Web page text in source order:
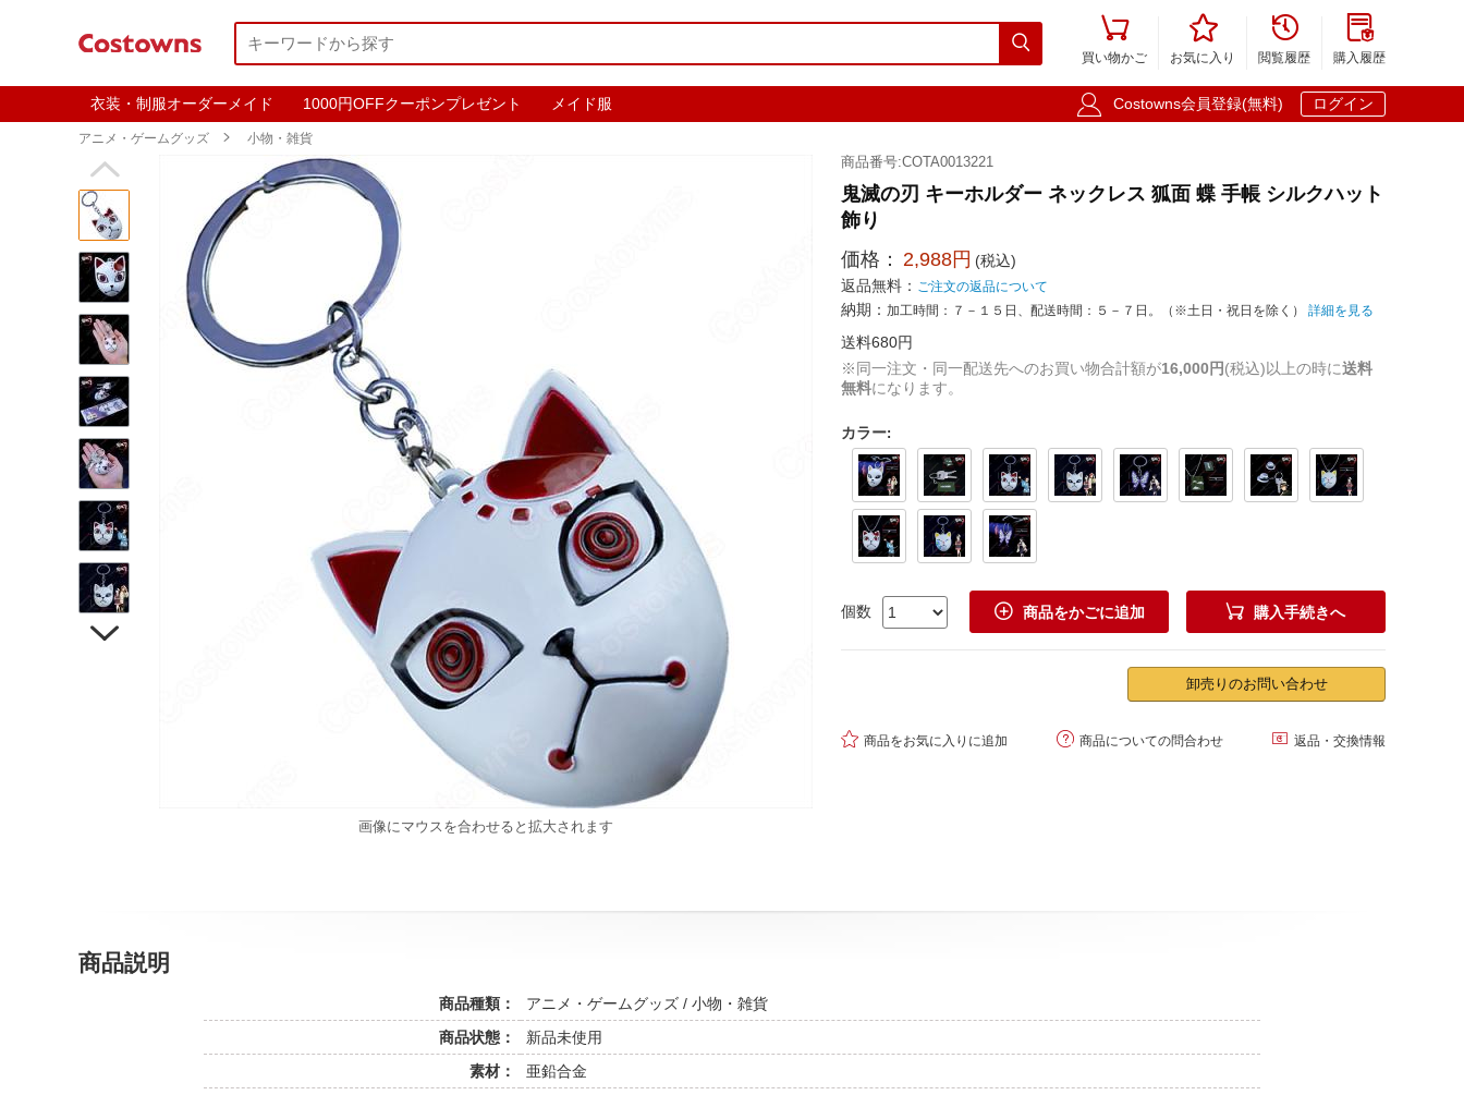


買い物かご

お気に入り

閲覧履歴

購入履歴
衣装・制服オーダーメイド 1000円OFFクーポンプレゼント メイド服  Costowns会員登録(無料) ログイン
アニメ・ゲームグッズ  小物・雑貨


画像にマウスを合わせると拡大されます
商品番号:COTA0013221
鬼滅の刃 キーホルダー ネックレス 狐面 蝶 手帳 シルクハット
飾り
価格： 2,988円 (税込)
返品無料： ご注文の返品について
納期： 加工時間：７－１５日、配送時間：５－７日。（※土日・祝日を除く） 詳細を見る
送料680円
※同一注文・同一配送先へのお買い物合計額が16,000円(税込)以上の時に送料
無料になります。
カラー:
個数  商品をかごに追加  購入手続きへ
卸売りのお問い合わせ
 商品をお気に入りに追加  商品についての問合わせ  返品・交換情報
商品説明
商品種類：
アニメ・ゲームグッズ / 小物・雑貨
商品状態：
新品未使用
素材：
亜鉛合金